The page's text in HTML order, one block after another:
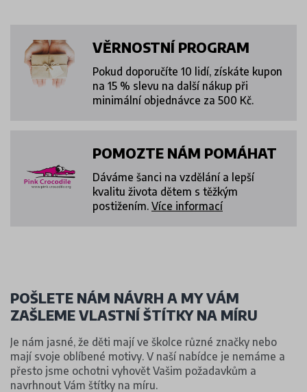
VĚRNOSTNÍ PROGRAM
Pokud doporučíte 10 lidí, získáte kupon
na 15 % slevu na další nákup při
minimální objednávce za 500 Kč.
POMOZTE NÁM POMÁHAT
Dáváme šanci na vzdělání a lepší
kvalitu života dětem s těžkým
postižením. Více informací
POŠLETE NÁM NÁVRH A MY VÁM
ZAŠLEME VLASTNÍ ŠTÍTKY NA MÍRU
Je nám jasné, že děti mají ve školce různé značky nebo
mají svoje oblíbené motivy. V naší nabídce je nemáme a
přesto jsme ochotni vyhovět Vašim požadavkům a
navrhnout Vám štítky na míru.